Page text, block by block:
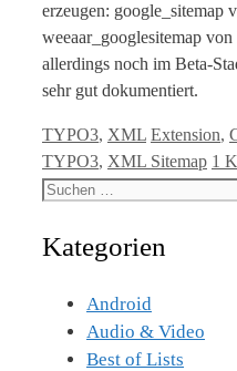
erzeugen: google_sitemap
weeaar_googlesitemap
allerdings noch im Beta-
sehr gut dokumentiert.
Kategorien
TYPO3, XML Tags
Extension,
TYPO3, XML Sitemap 1
Suche
Kategorien
Android
Audio & Video
Best of Lists